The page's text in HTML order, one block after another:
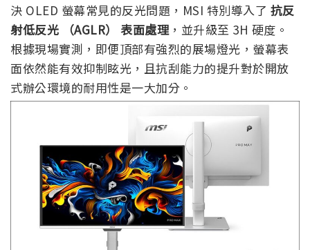
決 OLED 螢幕常見的反光問題，MSI 特別導入了 抗反
射低反光 （AGLR） 表面處理 ，並升級至 3H 硬度。
根據現場實測，即便頂部有強烈的展場燈光，螢幕表
面依然能有效抑制眩光，且抗刮能力的提升對於開放
式辦公環境的耐用性是一大加分。